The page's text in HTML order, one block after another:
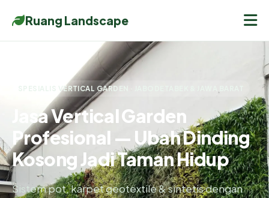
Ruang Landscape
SPESIALIS VERTICAL GARDEN · JABODETABEK & JAWA BARAT
Jasa Vertical Garden
Profesional — Ubah Dinding
Kosong Jadi Taman Hidup
Sistem pot, karpet geotextile & sintetis dengan